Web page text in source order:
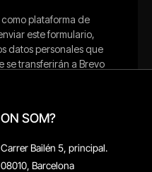
ON SOM?
Carrer Bailén 5, principal.
08010, Barcelona